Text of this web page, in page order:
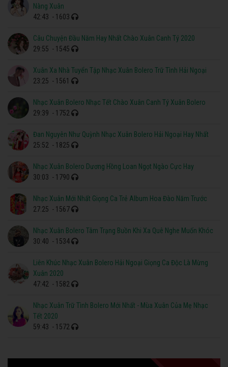
Nàng Xuân
42:43 - 1603
Câu Chuyện Đầu Năm Hay Nhất Chào Xuân Canh Tý 2020
29:55 - 1545
Xuân Xa Nhà Tuyển Tập Nhạc Xuân Bolero Trữ Tình Hải Ngoại
23:25 - 1561
Nhạc Xuân Bolero Nhạc Tết Chào Xuân Canh Tý Xuân Bolero
29:39 - 1752
Đan Nguyên Như Quỳnh Nhạc Xuân Bolero Hải Ngoại Hay Nhất
25:52 - 1825
Nhạc Xuân Bolero Dương Hồng Loan Ngọt Ngào Cực Hay
30:03 - 1790
Nhạc Xuân Mới Nhất Giọng Ca Trẻ Album Hoa Đào Năm Trước
27:25 - 1567
Nhạc Xuân Bolero Tâm Trạng Buồn Khi Xa Quê Nghe Muốn Khóc
30:40 - 1534
Liên Khúc Nhạc Xuân Bolero Hải Ngoại Giọng Ca Độc Là Mừng
Xuân 2020
47:42 - 1582
Nhạc Xuân Trữ Tình Bolero Mới Nhất - Mùa Xuân Của Mẹ Nhạc
Tết 2020
59:43 - 1572